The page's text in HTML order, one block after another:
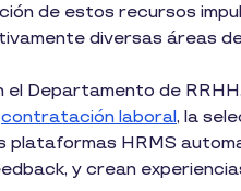
de estos recursos
diversas áreas
el Departamento de
contratación laboral, la
plataformas HRMS
y crean